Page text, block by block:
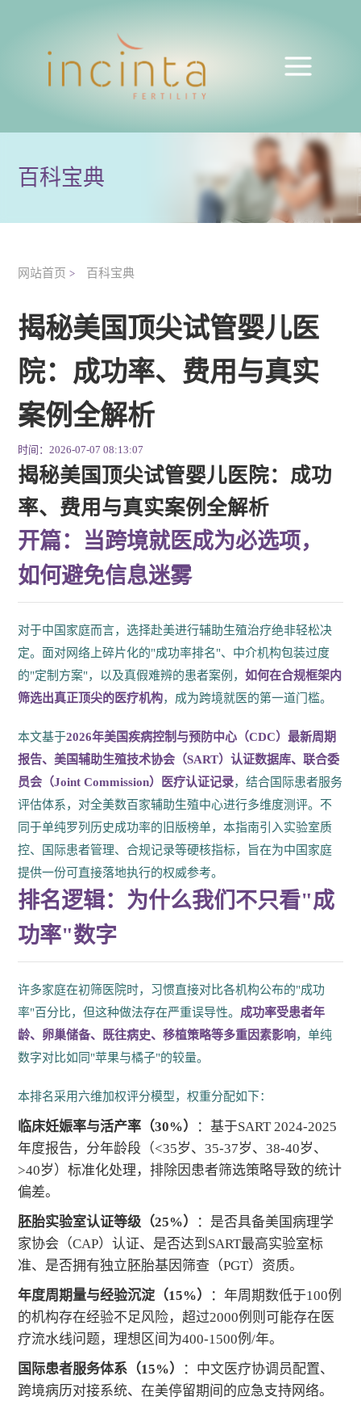
百科宝典
网站首页 > 百科宝典
揭秘美国顶尖试管婴儿医
院：成功率、费用与真实
案例全解析
时间：2026-07-07 08:13:07
揭秘美国顶尖试管婴儿医院：成功
率、费用与真实案例全解析
开篇：当跨境就医成为必选项，
如何避免信息迷雾
对于中国家庭而言，选择赴美进行辅助生殖治疗绝非轻松决
定。面对网络上碎片化的"成功率排名"、中介机构包装过度
的"定制方案"，以及真假难辨的患者案例，如何在合规框架内
筛选出真正顶尖的医疗机构，成为跨境就医的第一道门槛。
本文基于2026年美国疾病控制与预防中心（CDC）最新周期
报告、美国辅助生殖技术协会（SART）认证数据库、联合委
员会（Joint Commission）医疗认证记录，结合国际患者服务
评估体系，对全美数百家辅助生殖中心进行多维度测评。不
同于单纯罗列历史成功率的旧版榜单，本指南引入实验室质
控、国际患者管理、合规记录等硬核指标，旨在为中国家庭
提供一份可直接落地执行的权威参考。
排名逻辑：为什么我们不只看"成
功率"数字
许多家庭在初筛医院时，习惯直接对比各机构公布的"成功
率"百分比，但这种做法存在严重误导性。 成功率受患者年
龄、卵巢储备、既往病史、移植策略等多重因素影响，单纯
数字对比如同"苹果与橘子"的较量。
本排名采用六维加权评分模型，权重分配如下：
临床妊娠率与活产率（30%）
：基于SART 2024-2025
年度报告，分年龄段（<35岁、35-37岁、38-40岁、
>40岁）标准化处理，排除因患者筛选策略导致的统计
偏差。
胚胎实验室认证等级（25%）
：是否具备美国病理学
家协会（CAP）认证、是否达到SART最高实验室标
准、是否拥有独立胚胎基因筛查（PGT）资质。
年度周期量与经验沉淀（15%）
：年周期数低于100例
的机构存在经验不足风险，超过2000例则可能存在医
疗流水线问题，理想区间为400-1500例/年。
国际患者服务体系（15%）
：中文医疗协调员配置、
跨境病历对接系统、在美停留期间的应急支持网络。